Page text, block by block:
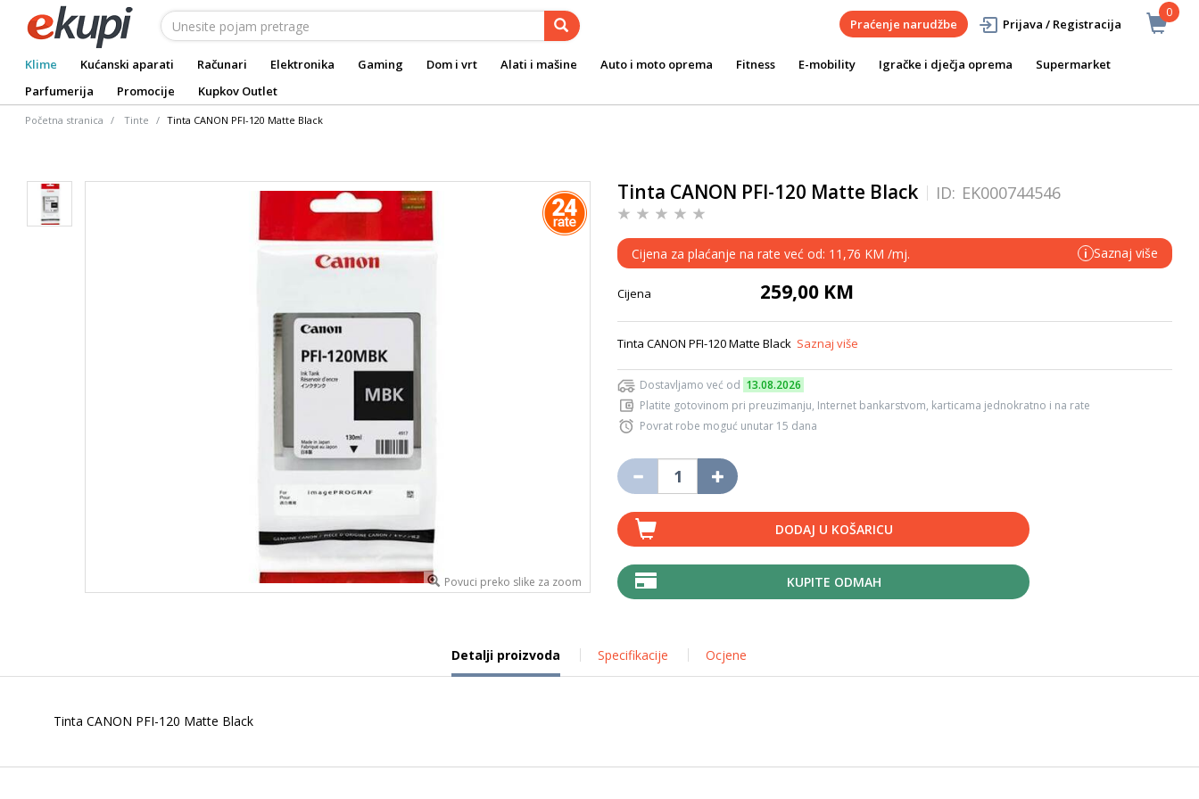
0
Praćenje narudžbe Prijava / Registracija
Klime Kućanski aparati Računari Elektronika Gaming Dom i vrt Alati i mašine Auto i moto oprema Fitness E-mobility Igračke i dječja oprema
Supermarket
Parfumerija
Promocije Kupkov Outlet
Početna stranica Tinte Tinta CANON PFI-120 Matte Black
Povuci preko slike za zoom
Tinta CANON PFI-120 Matte Black ID: EK000744546
Cijena za plaćanje na rate već od: 11,76 KM /mj. i Saznaj više
Cijena 259,00 KM
Tinta CANON PFI-120 Matte Black Saznaj više
Dostavljamo već od 13.08.2026
Platite gotovinom pri preuzimanju, Internet bankarstvom, karticama jednokratno i na rate
Povrat robe moguć unutar 15 dana
DODAJ U KOŠARICU
KUPITE ODMAH
Detalji proizvoda Specifikacije Ocjene
Tinta CANON PFI-120 Matte Black